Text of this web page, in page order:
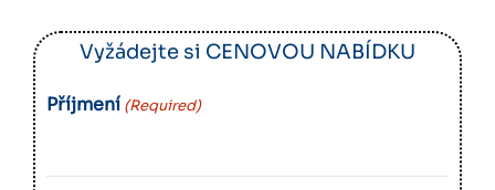
Vyžádejte si CENOVOU NABÍDKU
Příjmení (Required)